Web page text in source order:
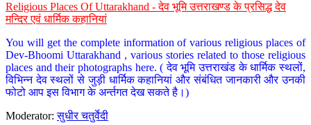
Religious Places Of Uttarakhand - देव भूमि उत्तराखण्ड के प्रसिद्ध देव
मन्दिर एवं धार्मिक कहानियां
You will get the complete information of various religious places of
Dev-Bhoomi Uttarakhand , various stories related to those religious
places and their photographs here. ( देव भूमि उत्तराखंड के धार्मिक स्थलों,
विभिन्न देव स्थलों से जुड़ी धार्मिक कहानियां और संबंधित जानकारी और उनकी
फोटो आप इस विभाग के अर्न्तगत देख सकते है।)
Moderator:सुधीर चतुर्वेदी